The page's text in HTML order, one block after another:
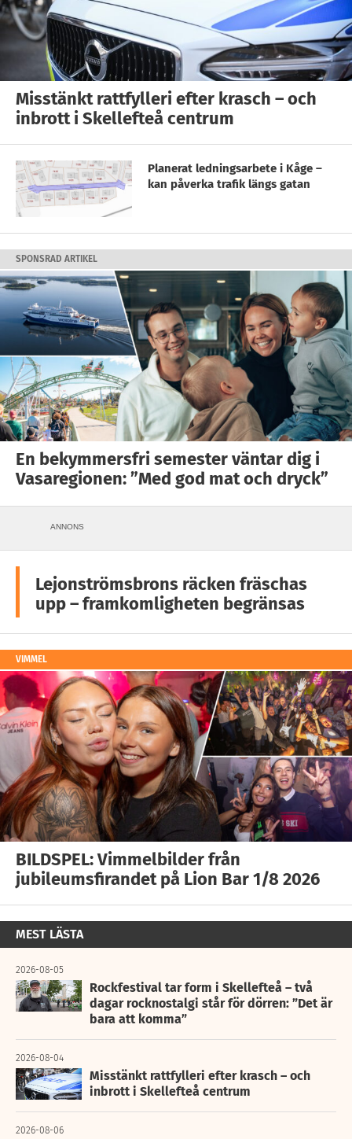
Misstänkt rattfylleri efter krasch – och
inbrott i Skellefteå centrum
Planerat ledningsarbete i Kåge –
kan påverka trafik längs gatan
SPONSRAD ARTIKEL
En bekymmersfri semester väntar dig i
Vasaregionen: ”Med god mat och dryck”
ANNONS
Lejonströmsbrons räcken fräschas
upp – framkomligheten begränsas
VIMMEL
BILDSPEL: Vimmelbilder från
jubileumsfirandet på Lion Bar 1/8 2026
MEST LÄSTA
2026-08-05
Rockfestival tar form i Skellefteå – två
dagar rocknostalgi står för dörren: ”Det är
bara att komma”
2026-08-04
Misstänkt rattfylleri efter krasch – och
inbrott i Skellefteå centrum
2026-08-06